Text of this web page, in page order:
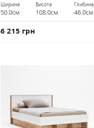
Ширина
50.0см
Висота
108.0см
Глибина
46.0см
6 215 грн